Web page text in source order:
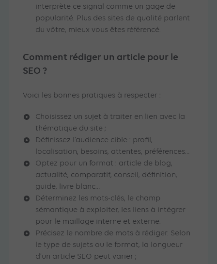
interprète ce signal comme un gage de
popularité. Plus des sites de qualité parlent
du vôtre, mieux vous êtes référencé.
Comment rédiger un article pour le
SEO ?
Voici les bonnes pratiques à respecter :
Choisissez un sujet à traiter en lien avec la
thématique du site ;
Définissez l’audience cible : profil,
localisation, besoins, attentes, préférences…
Optez pour un format : article de blog,
actualité, comparatif, conseil, définition,
guide, livre blanc…
Déterminez les mots-clés, le champ
sémantique à exploiter, les liens à intégrer
pour le maillage interne et externe.
Précisez le nombre de mots à rédiger. Selon
le type de sujets ou le format, la longueur
d’un article SEO peut varier ;